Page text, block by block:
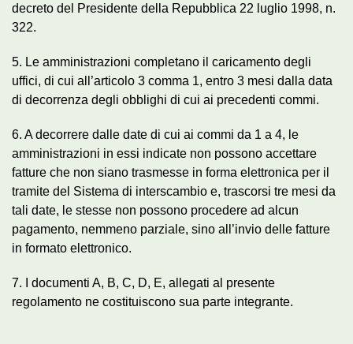
decreto del Presidente della Repubblica 22 luglio 1998, n.
322.
5. Le amministrazioni completano il caricamento degli
uffici, di cui all’articolo 3 comma 1, entro 3 mesi dalla data
di decorrenza degli obblighi di cui ai precedenti commi.
6. A decorrere dalle date di cui ai commi da 1 a 4, le
amministrazioni in essi indicate non possono accettare
fatture che non siano trasmesse in forma elettronica per il
tramite del Sistema di interscambio e, trascorsi tre mesi da
tali date, le stesse non possono procedere ad alcun
pagamento, nemmeno parziale, sino all’invio delle fatture
in formato elettronico.
7. I documenti A, B, C, D, E, allegati al presente
regolamento ne costituiscono sua parte integrante.